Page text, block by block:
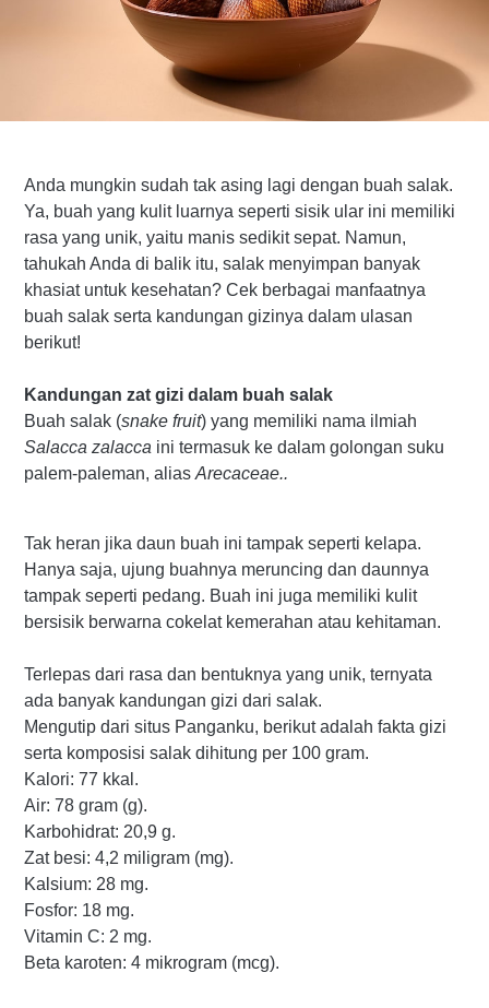
Anda mungkin sudah tak asing lagi dengan buah salak.
Ya, buah yang kulit luarnya seperti sisik ular ini memiliki
rasa yang unik, yaitu manis sedikit sepat. Namun,
tahukah Anda di balik itu, salak menyimpan banyak
khasiat untuk kesehatan? Cek berbagai manfaatnya
buah salak serta kandungan gizinya dalam ulasan
berikut!
Kandungan zat gizi dalam buah salak
Buah salak (snake fruit) yang memiliki nama ilmiah
Salacca zalacca ini termasuk ke dalam golongan suku
palem-paleman, alias Arecaceae..
Tak heran jika daun buah ini tampak seperti kelapa.
Hanya saja, ujung buahnya meruncing dan daunnya
tampak seperti pedang. Buah ini juga memiliki kulit
bersisik berwarna cokelat kemerahan atau kehitaman.
Terlepas dari rasa dan bentuknya yang unik, ternyata
ada banyak kandungan gizi dari salak.
Mengutip dari situs Panganku, berikut adalah fakta gizi
serta komposisi salak dihitung per 100 gram.
Kalori: 77 kkal.
Air: 78 gram (g).
Karbohidrat: 20,9 g.
Zat besi: 4,2 miligram (mg).
Kalsium: 28 mg.
Fosfor: 18 mg.
Vitamin C: 2 mg.
Beta karoten: 4 mikrogram (mcg).